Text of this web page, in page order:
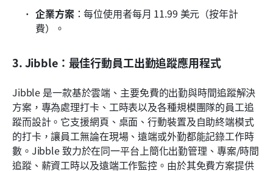
企業方案：每位使用者每月 11.99 美元（按年計
費）。
3. Jibble：最佳行動員工出勤追蹤應用程式
Jibble 是一款基於雲端、主要免費的出勤與時間追蹤解決
方案，專為處理打卡、工時表以及各種規模團隊的員工追
蹤而設計。它支援網頁、桌面、行動裝置及自助終端模式
的打卡，讓員工無論在現場、遠端或外勤都能記錄工作時
數。Jibble 致力於在同一平台上簡化出勤管理、專案/時間
追蹤、薪資工時以及遠端工作監控。由於其免費方案提供